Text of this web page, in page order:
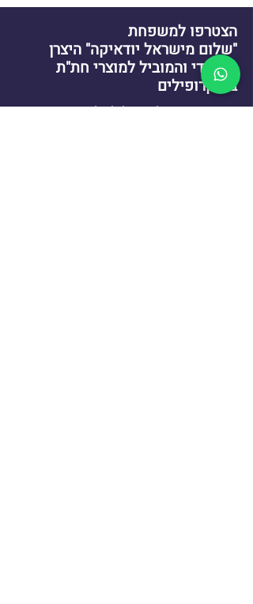
הצטרפו למשפחת
"שלום מישראל יודאיקה" היצרן
הבלעדי והמוביל למוצרי חת"ת
במיקרופילים
אנו מזמינים אתכם להצטרף לאלפי לקוחות מרוצים שכבר